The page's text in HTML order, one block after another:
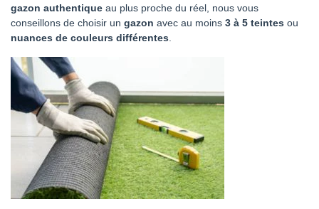
gazon authentique au plus proche du réel, nous vous
conseillons de choisir un gazon avec au moins 3 à 5 teintes ou
nuances de couleurs différentes